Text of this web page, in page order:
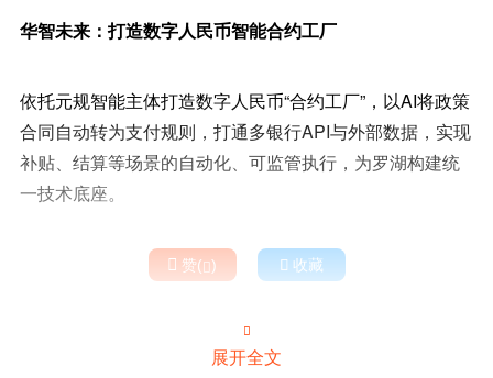
华智未来：打造数字人民币智能合约工厂
依托元规智能主体打造数字人民币“合约工厂”，以AI将政策
合同自动转为支付规则，打通多银行API与外部数据，实现
补贴、结算等场景的自动化、可监管执行，为罗湖构建统
一技术底座。
 赞()  收藏

展开全文